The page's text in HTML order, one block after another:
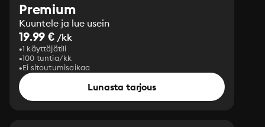
Premium
Kuuntele ja lue usein
19.99 € /kk
1 käyttäjätili
100 tuntia/kk
Ei sitoutumisaikaa
Lunasta tarjous